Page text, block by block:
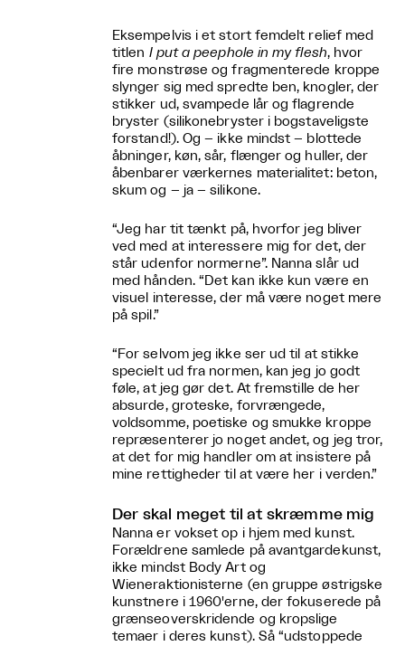
Eksempelvis i et stort femdelt relief med
titlen I put a peephole in my flesh, hvor
fire monstrøse og fragmenterede kroppe
slynger sig med spredte ben, knogler, der
stikker ud, svampede lår og flagrende
bryster (silikonebryster i bogstaveligste
forstand!). Og – ikke mindst – blottede
åbninger, køn, sår, flænger og huller, der
åbenbarer værkernes materialitet: beton,
skum og – ja – silikone.
“Jeg har tit tænkt på, hvorfor jeg bliver
ved med at interessere mig for det, der
står udenfor normerne”. Nanna slår ud
med hånden. “Det kan ikke kun være en
visuel interesse, der må være noget mere
på spil.”
“For selvom jeg ikke ser ud til at stikke
specielt ud fra normen, kan jeg jo godt
føle, at jeg gør det. At fremstille de her
absurde, groteske, forvrængede,
voldsomme, poetiske og smukke kroppe
repræsenterer jo noget andet, og jeg tror,
at det for mig handler om at insistere på
mine rettigheder til at være her i verden.”
Der skal meget til at skræmme mig
Nanna er vokset op i hjem med kunst.
Forældrene samlede på avantgardekunst,
ikke mindst Body Art og
Wieneraktionisterne (en gruppe østrigske
kunstnere i 1960'erne, der fokuserede på
grænseoverskridende og kropslige
temaer i deres kunst). Så “udstoppede